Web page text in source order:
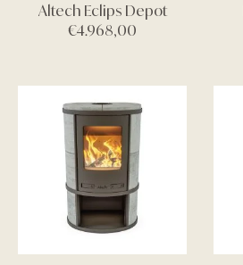
Altech Eclips Depot
€4.968,00